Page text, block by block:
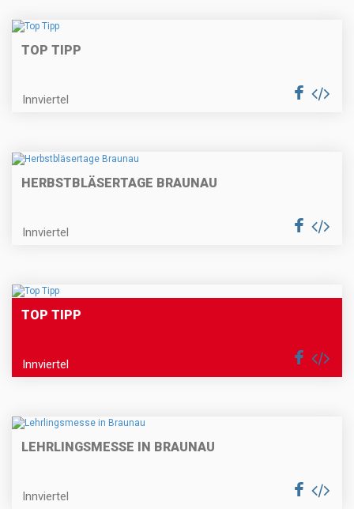
TOP TIPP
Innviertel
HERBSTBLÄSERTAGE BRAUNAU
Innviertel
TOP TIPP
Innviertel
LEHRLINGSMESSE IN BRAUNAU
Innviertel